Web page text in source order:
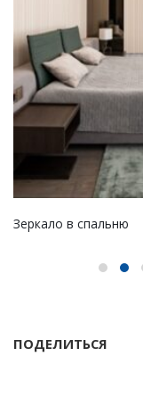
Зеркало в спальню
ПОДЕЛИТЬСЯ